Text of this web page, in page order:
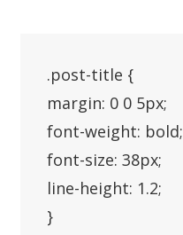
.post-title {
margin: 0 0 5px;
font-weight: bold;
font-size: 38px;
line-height: 1.2;
}